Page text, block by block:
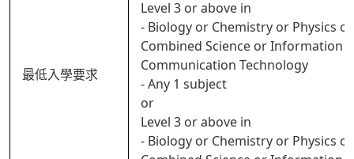
最低入學要求
Level 3 or above in
- Biology or Chemistry or Physics or
Combined Science or Information
Communication Technology
- Any 1 subject
or
Level 3 or above in
- Biology or Chemistry or Physics or